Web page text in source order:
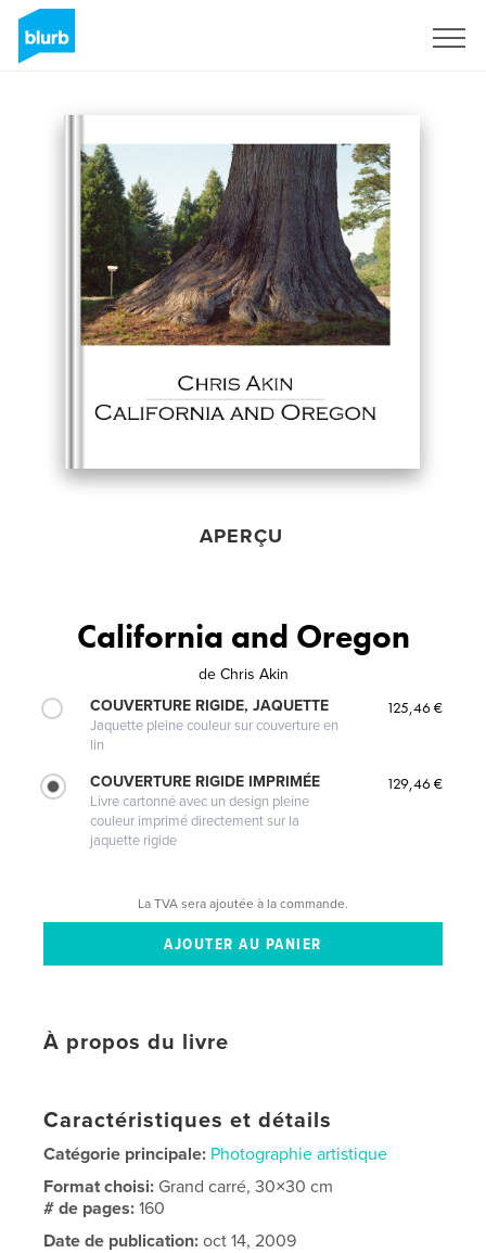
APERÇU
California and Oregon
de Chris Akin
COUVERTURE RIGIDE, JAQUETTE
Jaquette pleine couleur sur couverture en
lin
125,46 €
COUVERTURE RIGIDE IMPRIMÉE
Livre cartonné avec un design pleine
couleur imprimé directement sur la
jaquette rigide
129,46 €
La TVA sera ajoutée à la commande.
À propos du livre
Caractéristiques et détails
Catégorie principale: Photographie artistique
Format choisi: Grand carré, 30×30 cm
# de pages:160
Date de publication: oct 14, 2009